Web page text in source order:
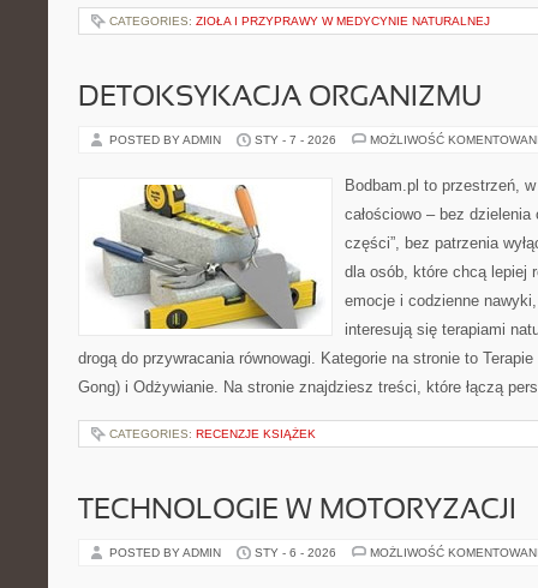
CATEGORIES: ZIOŁA I PRZYPRAWY W MEDYCYNIE NATURALNEJ
DETOKSYKACJA ORGANIZMU
POSTED BY ADMIN STY - 7 - 2026 MOŻLIWOŚĆ
Bodbam.pl to przestrzeń,
całościowo – bez dzielenia
części”, bez patrzenia
dla osób, które chcą lepiej
emocje i codzienne
interesują się terapiami
drogą do przywracania równowagi. Kategorie na stronie to
Gong) i Odżywianie. Na stronie znajdziesz treści, które łączą
CATEGORIES: RECENZJE KSIĄŻEK
TECHNOLOGIE W MOTORYZACJI
POSTED BY ADMIN STY - 6 - 2026 MOŻLIWOŚĆ